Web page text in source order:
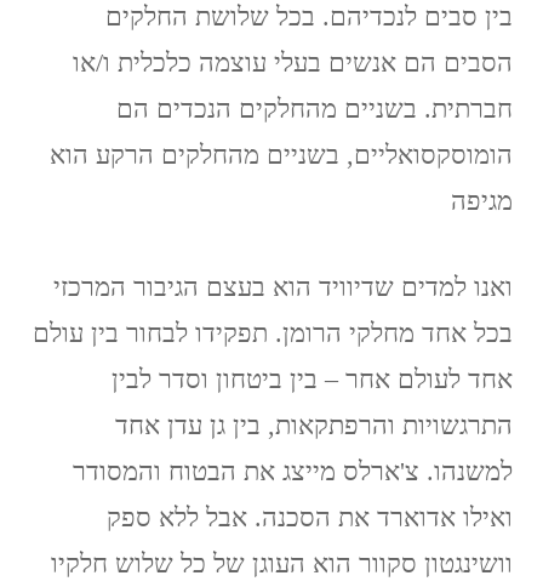
בין סבים לנכדיהם. בכל שלושת החלקים
הסבים הם אנשים בעלי עוצמה כלכלית ו/או
חברתית. בשניים מהחלקים הנכדים הם
הומוסקסואליים, בשניים מהחלקים הרקע הוא
מגיפה
ואנו למדים שדיוויד הוא בעצם הגיבור המרכזי
בכל אחד מחלקי הרומן. תפקידו לבחור בין עולם
אחד לעולם אחר – בין ביטחון וסדר לבין
התרגשויות והרפתקאות, בין גן עדן אחד
למשנהו. צ'ארלס מייצג את הבטוח והמסודר
ואילו אדוארד את הסכנה. אבל ללא ספק
וושינגטון סקוור הוא העוגן של כל שלוש חלקיו